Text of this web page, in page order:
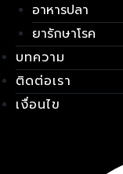
อาหารปลา
ยารักษาโรค
บทความ
ติดต่อเรา
เงื่อนไข